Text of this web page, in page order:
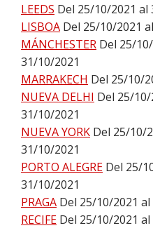
LEEDS Del 25/10/2021 al
LISBOA Del 25/10/2021
MÁNCHESTER Del 25/
31/10/2021
MARRAKECH Del 25/10/
NUEVA DELHI Del 25/
31/10/2021
NUEVA YORK Del 25/10/
31/10/2021
PORTO ALEGRE Del 25/
31/10/2021
PRAGA Del 25/10/2021
RECIFE Del 25/10/2021